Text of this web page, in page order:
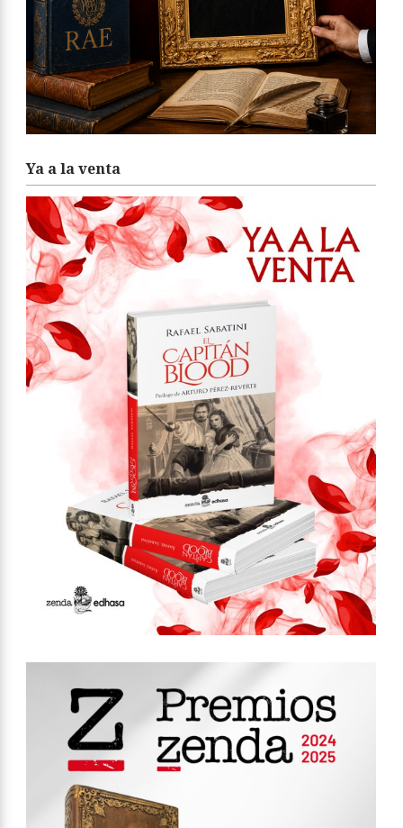
Ya a la venta